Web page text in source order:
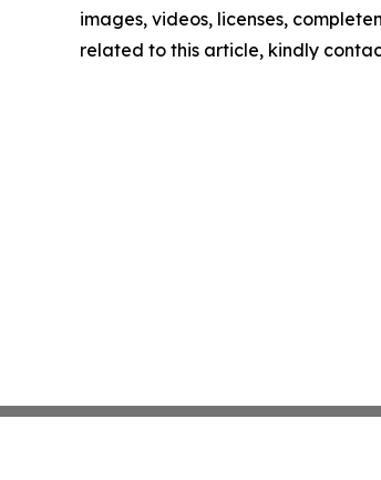
images, videos, licenses,
related to this article, kindly